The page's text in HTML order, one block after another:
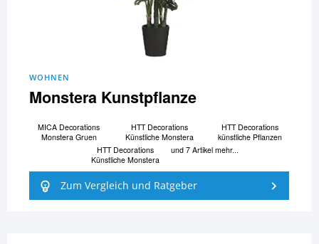
WOHNEN
Monstera Kunstpflanze
MICA Decorations
Monstera Gruen
HTT Decorations
Künstliche Monstera
HTT Decorations
künstliche Pflanzen
HTT Decorations
Künstliche Monstera
und 7 Artikel mehr...
Zum Vergleich und Ratgeber